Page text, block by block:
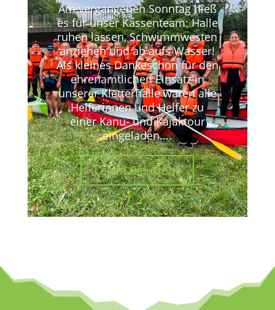
Am vergangenen Sonntag hieß
es für unser Kassenteam: Halle
ruhen lassen, Schwimmwesten
anziehen und ab aufs Wasser!
Als kleines Dankeschön für den
ehrenamtlichen Einsatz in
unserer Kletterhalle waren alle
Helferinnen und Helfer zu
einer Kanu- und Kajaktour
eingeladen....
Lesen Sie mehr